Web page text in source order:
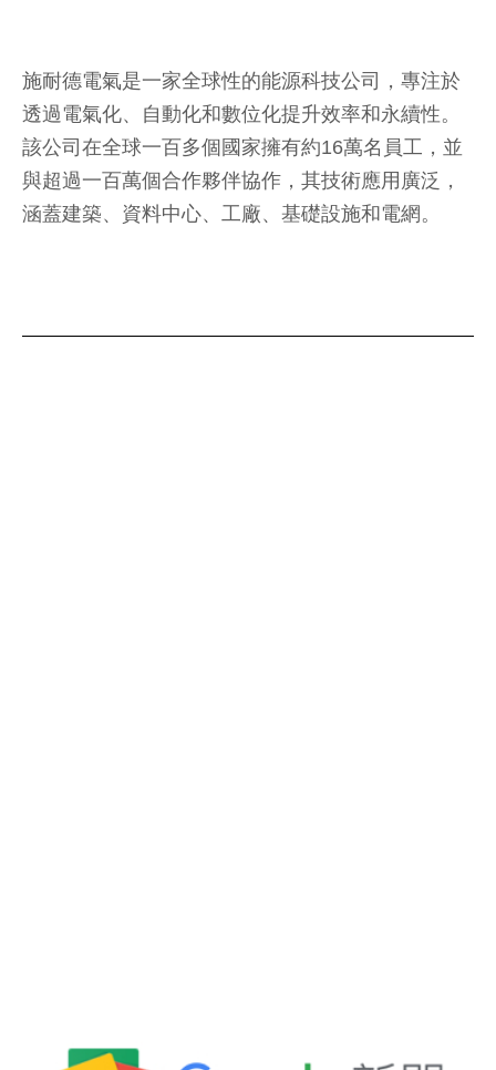
施耐德電氣是一家全球性的能源科技公司，專注於
透過電氣化、自動化和數位化提升效率和永續性。
該公司在全球一百多個國家擁有約16萬名員工，並
與超過一百萬個合作夥伴協作，其技術應用廣泛，
涵蓋建築、資料中心、工廠、基礎設施和電網。